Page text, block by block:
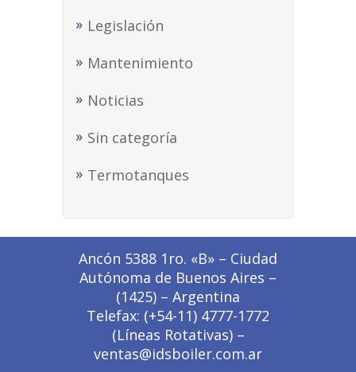
Legislación
Mantenimiento
Noticias
Sin categoría
Termotanques
Ancón 5388 1ro. «B» – Ciudad
Autónoma de Buenos Aires –
(1425) – Argentina
Telefax: (+54-11) 4777-1772
(Líneas Rotativas) –
ventas@idsboiler.com.ar